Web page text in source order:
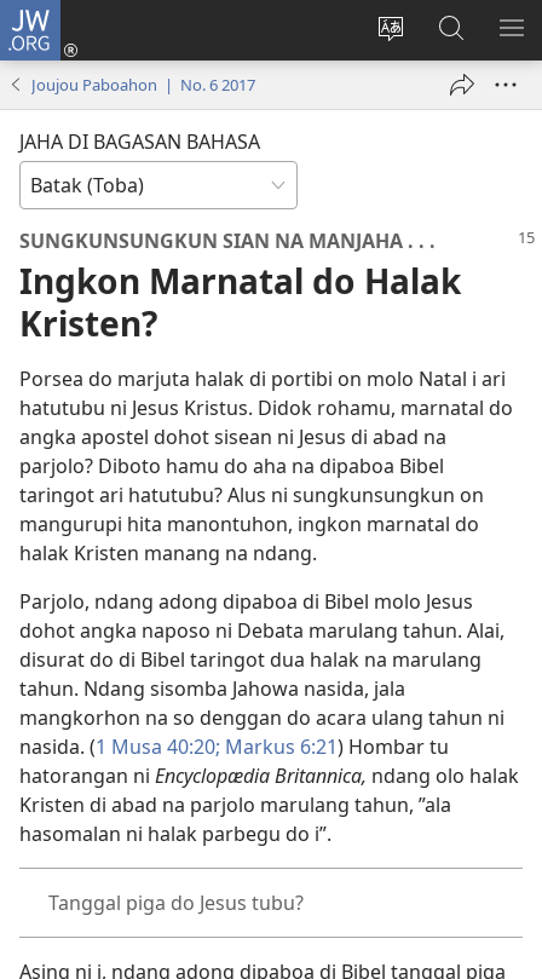
JW.ORG
Ganti
Log
Lului
di
JW.ORG
Joujou Paboahon | No. 6 2017
JAHA DI BAGASAN BAHASA
SUNGKUNSUNGKUN SIAN NA MANJAHA . . .
Ingkon Marnatal do Halak
Kristen?
Porsea do marjuta halak di portibi on molo Natal i ari
hatutubu ni Jesus Kristus. Didok rohamu, marnatal do
angka apostel dohot sisean ni Jesus di abad na
parjolo? Diboto hamu do aha na dipaboa Bibel
taringot ari hatutubu? Alus ni sungkunsungkun on
mangurupi hita manontuhon, ingkon marnatal do
halak Kristen manang na ndang.
Parjolo, ndang adong dipaboa di Bibel molo Jesus
dohot angka naposo ni Debata marulang tahun. Alai,
disurat do di Bibel taringot dua halak na marulang
tahun. Ndang sisomba Jahowa nasida, jala
mangkorhon na so denggan do acara ulang tahun ni
nasida. (1 Musa 40:20; Markus 6:21) Hombar tu
hatorangan ni Encyclopædia Britannica, ndang olo halak
Kristen di abad na parjolo marulang tahun, ”ala
hasomalan ni halak parbegu do i”.
Tanggal piga do Jesus tubu?
Asing ni i, ndang adong dipaboa di Bibel tanggal piga